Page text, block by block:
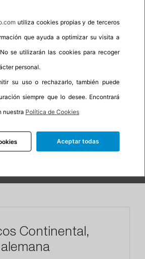
DESCRIPCIÓN
Continental,
utiliza cookies propias y de terceros
que ayuda a optimizar su visita a
se utilizarán las cookies para recoger
personal.
su uso o rechazarlo, también puede
siempre que lo desee. Encontrará
nuestra Política de Cookies
Aceptar todas